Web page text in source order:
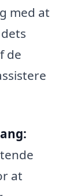
med at
de
at